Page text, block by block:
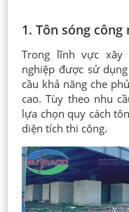
1. Tôn sóng công
Trong lĩnh vực xây
nghiệp được sử
cầu khả năng che
cao. Tùy theo nhu
lựa chọn quy cách
diện tích thi công.